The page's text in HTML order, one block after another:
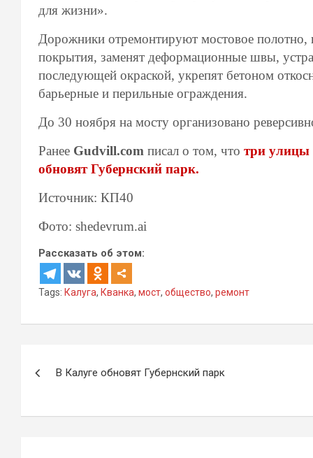
для жизни».
Дорожники отремонтируют мостовое полотно,
покрытия, заменят деформационные швы,
последующей окраской, укрепят бетоном
барьерные и перильные ограждения.
До 30 ноября на мосту организовано
Ранее Gudvill.com писал о том, что три улицы
обновят Губернский парк.
Источник: КП40
Фото: shedevrum.ai
Рассказать об этом:
Tags: Калуга, Кванка, мост, общество, ремонт
записям
В Калуге обновят Губернский парк